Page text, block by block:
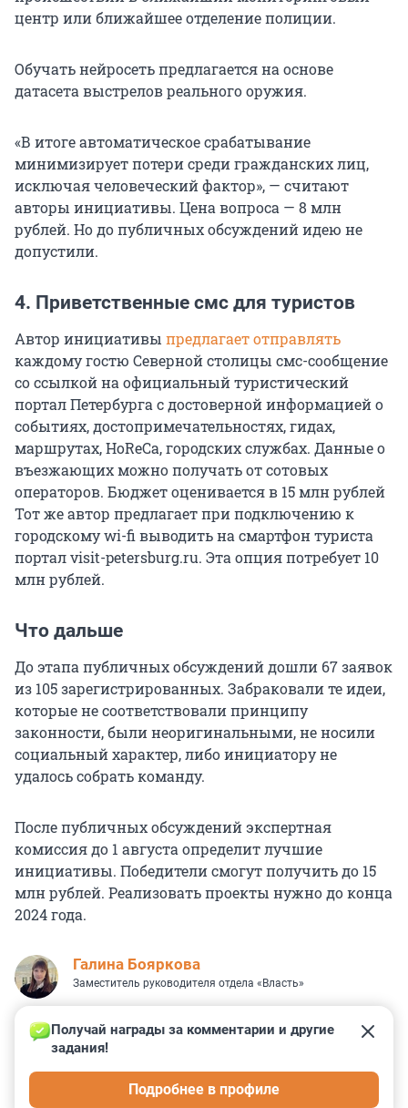
центр или ближайшее отделение полиции.
Обучать нейросеть предлагается на основе
датасета выстрелов реального оружия.
«В итоге автоматическое срабатывание
минимизирует потери среди гражданских лиц,
исключая человеческий фактор», — считают
авторы инициативы. Цена вопроса — 8 млн
рублей. Но до публичных обсуждений идею не
допустили.
4. Приветственные смс для туристов
Автор инициативы предлагает отправлять
каждому гостю Северной столицы смс-сообщение
со ссылкой на официальный туристический
портал Петербурга с достоверной информацией о
событиях, достопримечательностях, гидах,
маршрутах, HoReCa, городских службах. Данные о
въезжающих можно получать от сотовых
операторов. Бюджет оценивается в 15 млн рублей
Тот же автор предлагает при подключению к
городскому wi-fi выводить на смартфон туриста
портал visit-petersburg.ru. Эта опция потребует 10
млн рублей.
Что дальше
До этапа публичных обсуждений дошли 67 заявок
из 105 зарегистрированных. Забраковали те идеи,
которые не соответствовали принципу
законности, были неоригинальными, не носили
социальный характер, либо инициатору не
удалось собрать команду.
После публичных обсуждений экспертная
комиссия до 1 августа определит лучшие
инициативы. Победители смогут получить до 15
млн рублей. Реализовать проекты нужно до конца
2024 года.
Галина Бояркова
Заместитель руководителя отдела «Власть»
Получай награды за комментарии и другие
задания!
Подробнее в профиле